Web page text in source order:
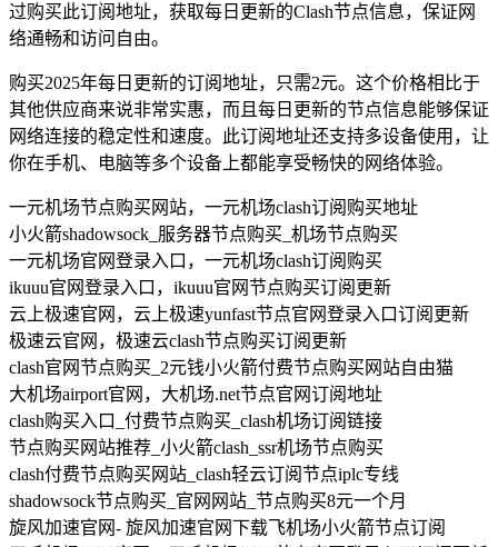
过购买此订阅地址，获取每日更新的Clash节点信息，保证网
络通畅和访问自由。
购买2025年每日更新的订阅地址，只需2元。这个价格相比于
其他供应商来说非常实惠，而且每日更新的节点信息能够保证
网络连接的稳定性和速度。此订阅地址还支持多设备使用，让
你在手机、电脑等多个设备上都能享受畅快的网络体验。
一元机场节点购买网站，一元机场clash订阅购买地址
小火箭shadowsock_服务器节点购买_机场节点购买
一元机场官网登录入口，一元机场clash订阅购买
ikuuu官网登录入口，ikuuu官网节点购买订阅更新
云上极速官网，云上极速yunfast节点官网登录入口订阅更新
极速云官网，极速云clash节点购买订阅更新
clash官网节点购买_2元钱小火箭付费节点购买网站自由猫
大机场airport官网，大机场.net节点官网订阅地址
clash购买入口_付费节点购买_clash机场订阅链接
节点购买网站推荐_小火箭clash_ssr机场节点购买
clash付费节点购买网站_clash轻云订阅节点iplc专线
shadowsock节点购买_官网网站_节点购买8元一个月
旋风加速官网- 旋风加速官网下载飞机场小火箭节点订阅